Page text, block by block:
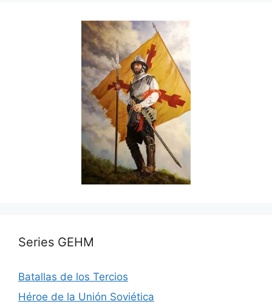
Series GEHM
Batallas de los Tercios
Héroe de la Unión Soviética